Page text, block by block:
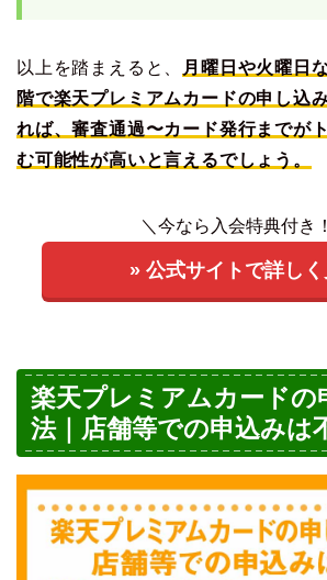
以上を踏まえると、
月曜日や火曜日
階で楽天プレミアムカードの申し込
れば、審査通過〜カード発行までが
む可能性が高いと言えるでしょう。
＼今なら入会特典付き
» 公式サイトで詳し
楽天プレミアムカードの
法｜店舗等での申込みは